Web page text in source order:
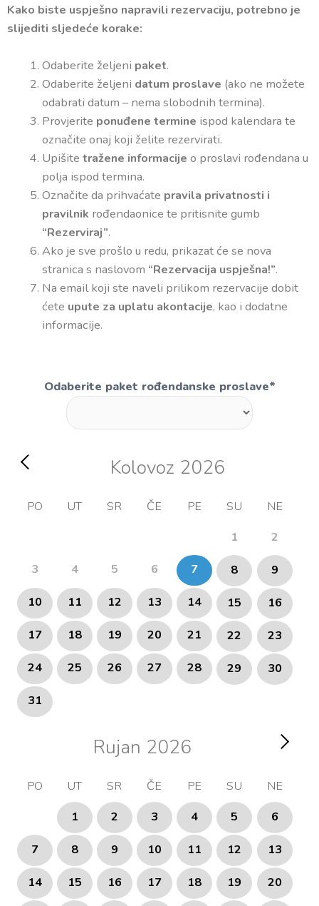
Kako biste uspješno napravili rezervaciju, potrebno je
slijediti sljedeće korake:
Odaberite željeni paket.
Odaberite željeni datum proslave (ako ne možete
odabrati datum – nema slobodnih termina).
Provjerite ponuđene termine ispod kalendara te
označite onaj koji želite rezervirati.
Upišitetražene informacije o proslavi rođendana u
polja ispod termina.
Označite da prihvaćate pravila privatnosti i
pravilnik rođendaonice te pritisnite gumb
“Rezerviraj”.
Ako je sve prošlo u redu, prikazat će se nova
stranica s naslovom “Rezervacija uspješna!”.
Na email koji ste naveli prilikom rezervacije dobit
ćete upute za uplatu akontacije, kao i dodatne
informacije.
Odaberite paket rođendanske proslave*
Kolovoz 2026
PO UT SR ČE PE SU
NE
1
2
3
4 5 6 7 8
9
10
11 12 13 14 15
16
17
18 19 20 21 22
23
24
25 26 27 28 29
30
31
Rujan 2026
PO UT SR ČE PE SU
NE
1
2 3 4 5
6
7
8 9 10 11 12
13
14
15 16 17 18 19
20